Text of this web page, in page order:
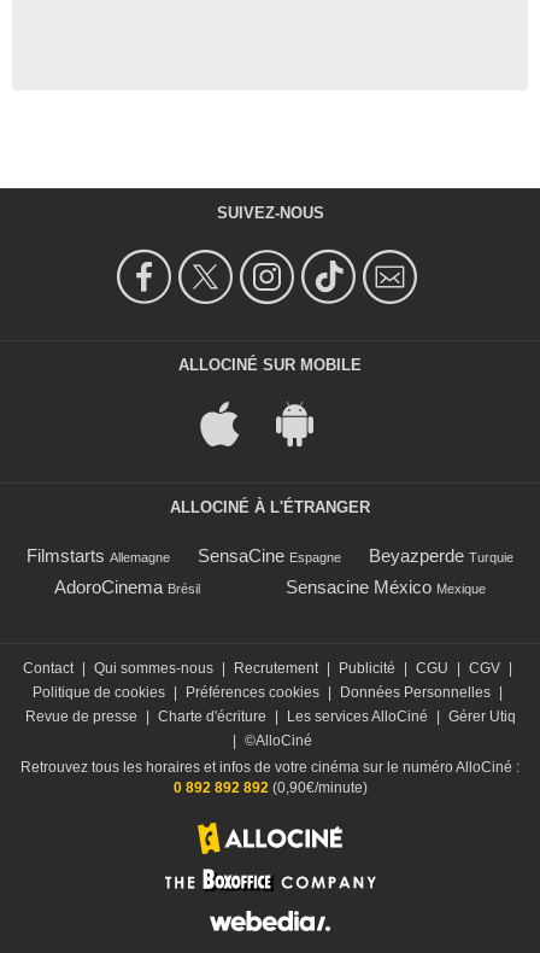
SUIVEZ-NOUS
ALLOCINÉ SUR MOBILE
ALLOCINÉ À L'ÉTRANGER
Filmstarts Allemagne SensaCine Espagne Beyazperde Turquie
AdoroCinema Brésil Sensacine México Mexique
Contact Qui sommes-nous Recrutement Publicité CGU CGV
Politique de cookies
Préférences cookies Données Personnelles
Revue de presse
Charte d'écriture Les services AlloCiné
Gérer Utiq
©AlloCiné
Retrouvez tous les horaires et infos de votre cinéma sur le numéro AlloCiné :
0 892 892 892(0,90€/minute)